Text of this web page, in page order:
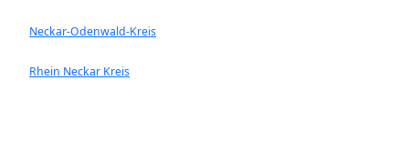
Neckar-Odenwald-Kreis
Rhein Neckar Kreis